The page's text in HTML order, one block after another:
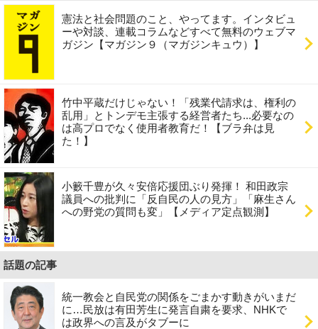
憲法と社会問題のこと、やってます。インタビュ
ーや対談、連載コラムなどすべて無料のウェブマ
ガジン【マガジン９（マガジンキュウ）】
竹中平蔵だけじゃない！「残業代請求は、権利の
乱用」とトンデモ主張する経営者たち...必要なの
は高プロでなく使用者教育だ！【ブラ弁は見
た！】
小籔千豊が久々安倍応援団ぶり発揮！ 和田政宗
議員への批判に「反自民の人の見方」「麻生さん
への野党の質問も変」【メディア定点観測】
話題の記事
統一教会と自民党の関係をごまかす動きがいまだ
に…民放は有田芳生に発言自粛を要求、NHKで
は政界への言及がタブーに